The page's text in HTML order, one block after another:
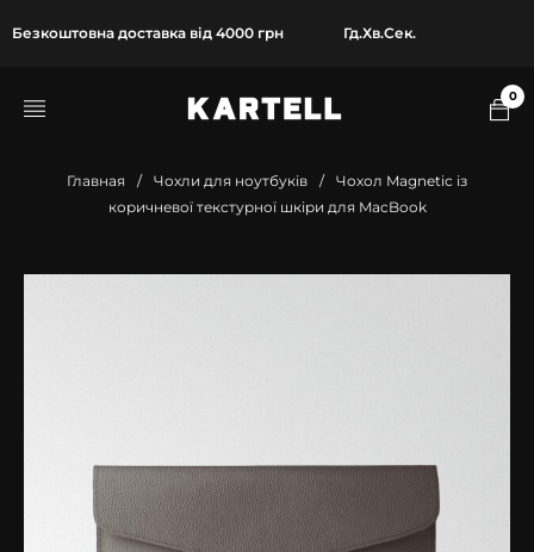
Безкоштовна доставка від 4000 грн Гд.Хв.Сек.
0
Главная / Чохли для ноутбуків /
Чохол Magnetic із
коричневої текстурної шкіри для MacBook